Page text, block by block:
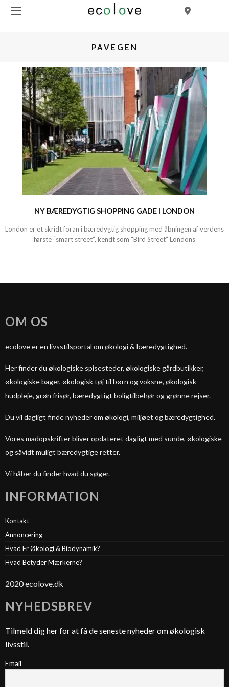
PAVEGEN
NY BÆREDYGTIG SHOPPING GADE I LONDON
London er et skridt foran i bæredygtig shopping med åbningen af verdens
første “smart street”, kendt som “Bird Street” Londons
OM OS
ecolove er en livsstilsportal om økologi & bæredygtighed.
Her finder du økologiske spisesteder, økologiske gårdbutikker,
økologiske bager, økologisk tøj til børn og voksne, økologisk
hudpleje, grøn frisør, bæredygtigt boligtilbehør og grønne rejser.
Du vil dagligt finde nyheder om økologi, miljøet og bæredygtighed.
Vores madopskrifter bliver opdateret dagligt med sunde, økologiske
og såvidt muligt bæredygtige retter.
Vi håber du finder hvad du søger.
INFORMATION
Kontakt
Annoncering
Hvad Er Økologi & Biodynamik?
Hvad Betyder Mærkerne?
2020 ecolove.dk
NYHEDSBREV
Tilmeld dig her for at få de seneste nyheder om økologisk
livsstil.
Email